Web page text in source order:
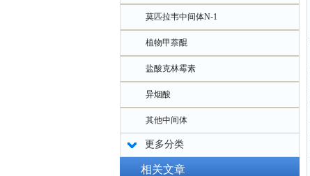
莫匹拉韦中间体N-1
植物甲萘醌
盐酸克林霉素
异烟酸
其他中间体
更多分类
相关文章